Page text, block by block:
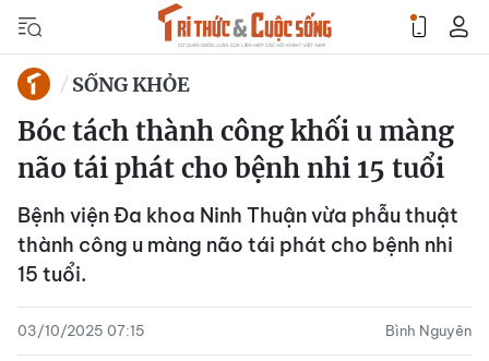
SỐNG KHỎE
Bóc tách thành công khối u màng
não tái phát cho bệnh nhi 15 tuổi
Bệnh viện Đa khoa Ninh Thuận vừa phẫu thuật
thành công u màng não tái phát cho bệnh nhi
15 tuổi.
03/10/2025 07:15 Bình Nguyên